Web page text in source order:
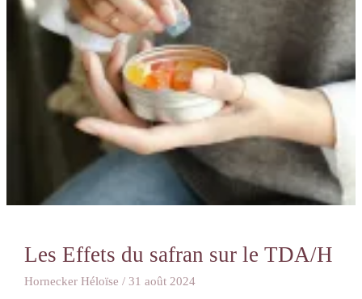
Les Effets du safran sur le TDA/H
Hornecker Héloïse / 31 août 2024